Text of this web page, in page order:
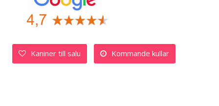
Kaniner till salu Kommande kullar